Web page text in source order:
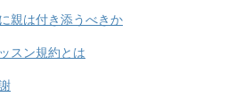
親は付き添うべきか
スン規約とは